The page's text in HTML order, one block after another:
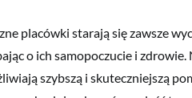
placówki starają się zawsze
o ich samopoczucie i
szybszą i skuteczniejszą